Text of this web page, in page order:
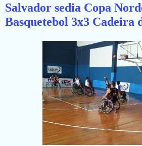
Salvador sedia Copa
Basquetebol 3x3 Cadeira